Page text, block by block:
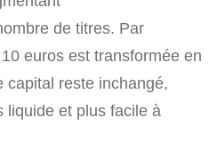
de titres. Par
euros est transformée en
capital reste inchangé,
liquide et plus facile à